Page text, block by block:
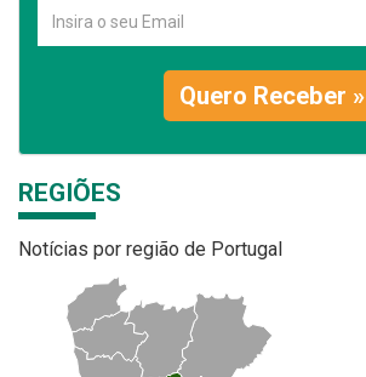
Quero Receber »
REGIÕES
Notícias por região de Portugal